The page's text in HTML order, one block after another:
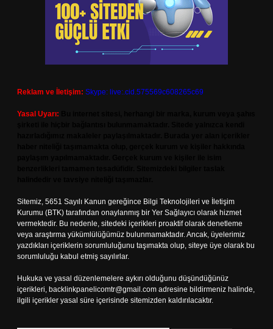
Reklam ve İletişim: Skype: live:.cid.575569c608265c69
Yasal Uyarı:
Sitemiz, 5651 Sayılı Kanun gereğince Bilgi Teknolojileri ve İletişim
Kurumu (BTK) tarafından onaylanmış bir Yer Sağlayıcı olarak hizmet
vermektedir. Bu nedenle, sitedeki içerikleri proaktif olarak denetleme
veya araştırma yükümlülüğümüz bulunmamaktadır. Ancak, üyelerimiz
yazdıkları içeriklerin sorumluluğunu taşımakta olup, siteye üye olarak bu
sorumluluğu kabul etmiş sayılırlar.
Hukuka ve yasal düzenlemelere aykırı olduğunu düşündüğünüz
içerikleri, backlinkpanelicomtr@gmail.com adresine bildirmeniz halinde,
ilgili içerikler yasal süre içerisinde sitemizden kaldırılacaktır.